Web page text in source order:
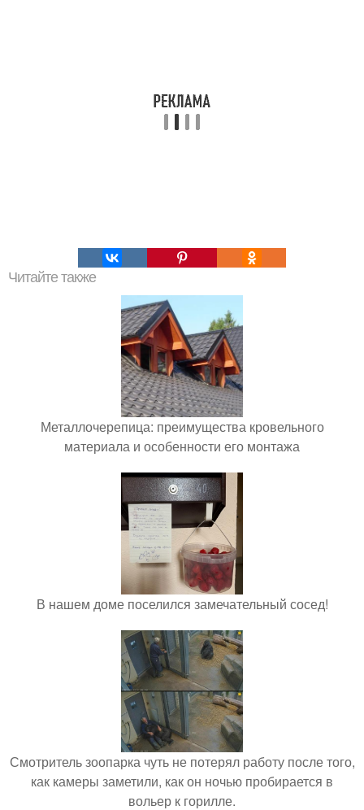
Читайте также
Металлочерепица: преимущества кровельного
материала и особенности его монтажа
В нашем доме поселился замечательный сосед!
Смотритель зоопарка чуть не потерял работу после того,
как камеры заметили, как он ночью пробирается в
вольер к горилле.